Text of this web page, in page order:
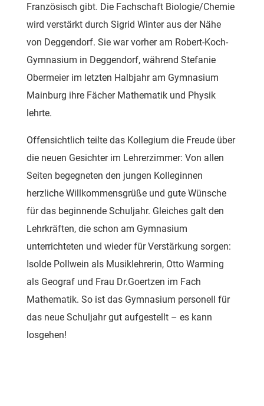
Französisch gibt. Die Fachschaft Biologie/Chemie
wird verstärkt durch Sigrid Winter aus der Nähe
von Deggendorf. Sie war vorher am Robert-Koch-
Gymnasium in Deggendorf, während Stefanie
Obermeier im letzten Halbjahr am Gymnasium
Mainburg ihre Fächer Mathematik und Physik
lehrte.
Offensichtlich teilte das Kollegium die Freude über
die neuen Gesichter im Lehrerzimmer: Von allen
Seiten begegneten den jungen Kolleginnen
herzliche Willkommensgrüße und gute Wünsche
für das beginnende Schuljahr. Gleiches galt den
Lehrkräften, die schon am Gymnasium
unterrichteten und wieder für Verstärkung sorgen:
Isolde Pollwein als Musiklehrerin, Otto Warming
als Geograf und Frau Dr.Goertzen im Fach
Mathematik. So ist das Gymnasium personell für
das neue Schuljahr gut aufgestellt – es kann
losgehen!